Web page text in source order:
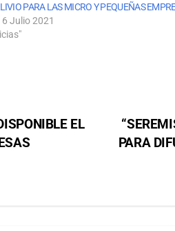
PARA LAS MICRO Y PEQUEÑAS
Julio 2021
PARA
EL